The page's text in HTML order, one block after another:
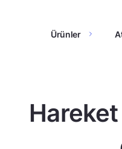
Ürünler
Hareket